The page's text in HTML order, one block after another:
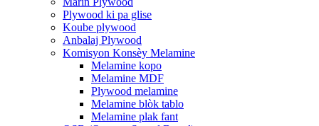
Plywood ki pa glise
Koube plywood
Anbalaj Plywood
Komisyon Konsèy Melamine
Melamine kopo
Melamine MDF
Plywood melamine
Melamine blòk tablo
Melamine plak fant